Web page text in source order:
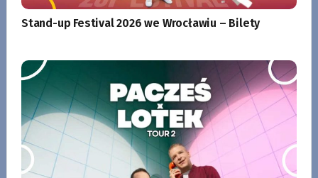
Stand-up Festival 2026 we Wrocławiu – Bilety